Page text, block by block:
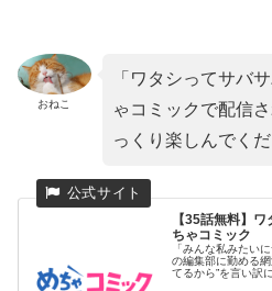
おねこ
「ワタシってサバ
ゃコミックで配信
っくり楽しんでくだ
【35話無料】
ちゃコミック
「みんな私みたい
の編集部に勤める網
てるから”を言い訳